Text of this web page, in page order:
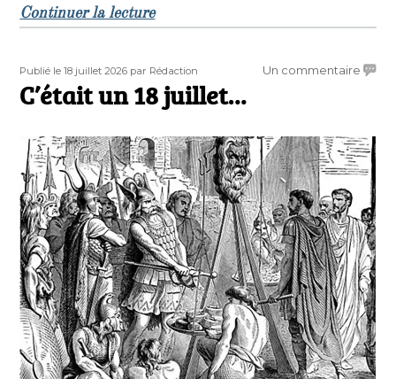
Continuer la lecturede « C’était un… 19 juillet : »
Publié
Publié le 18 juillet 2026 Auteur
par Rédaction Un commentairesur
C’était un 18 juillet…